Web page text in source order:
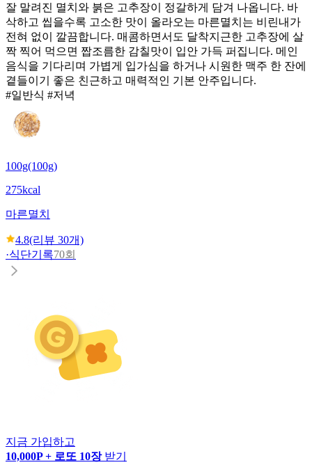
잘 말려진 멸치와 붉은 고추장이 정갈하게 담겨 나옵니다. 바
삭하고 씹을수록 고소한 맛이 올라오는 마른멸치는 비린내가
전혀 없이 깔끔합니다. 매콤하면서도 달착지근한 고추장에 살
짝 찍어 먹으면 짭조름한 감칠맛이 입안 가득 퍼집니다. 메인
음식을 기다리며 가볍게 입가심을 하거나 시원한 맥주 한 잔에
곁들이기 좋은 친근하고 매력적인 기본 안주입니다.
#일반식 #저녁
100g(100g)
275kcal
마른멸치
4.8(리뷰 30개)
·식단기록70회
지금 가입하고
10,000P + 로또 10장 받기